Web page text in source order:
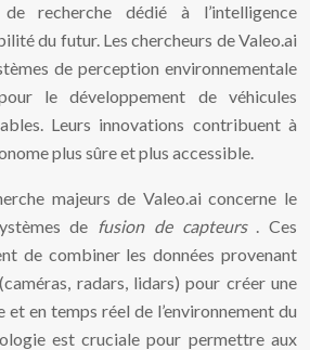
recherche dédié à l’intelligence
du futur. Les chercheurs de Valeo.ai
de perception environnementale
le développement de véhicules
Leurs innovations contribuent à
plus sûre et plus accessible.
majeurs de Valeo.ai concerne le
de fusion de capteurs . Ces
de combiner les données provenant
radars, lidars) pour créer une
en temps réel de l’environnement du
est cruciale pour permettre aux